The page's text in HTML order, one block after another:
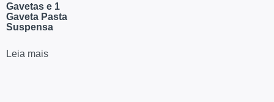
Gavetas e 1
Gaveta Pasta
Suspensa
Leia mais